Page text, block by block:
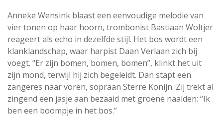
Anneke Wensink blaast een eenvoudige melodie van
vier tonen op haar hoorn, trombonist Bastiaan Woltjer
reageert als echo in dezelfde stijl. Het bos wordt een
klanklandschap, waar harpist Daan Verlaan zich bij
voegt. “Er zijn bomen, bomen, bomen”, klinkt het uit
zijn mond, terwijl hij zich begeleidt. Dan stapt een
zangeres naar voren, sopraan Sterre Konijn. Zij trekt al
zingend een jasje aan bezaaid met groene naalden: “Ik
ben een boompje in het bos.”